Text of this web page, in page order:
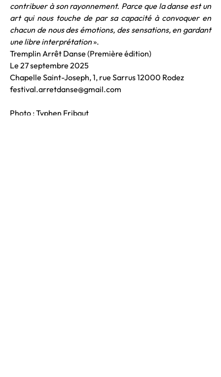
contribuer à son rayonnement. Parce que la danse est un
art qui nous touche de par sa capacité à convoquer en
chacun de nous des émotions, des sensations, en gardant
une libre interprétation».
Tremplin Arrêt Danse (Première édition)
Le 27 septembre 2025
Chapelle Saint-Joseph, 1, rue Sarrus 12000 Rodez
festival.arretdanse@gmail.com
Photo : Typhen Fribaut